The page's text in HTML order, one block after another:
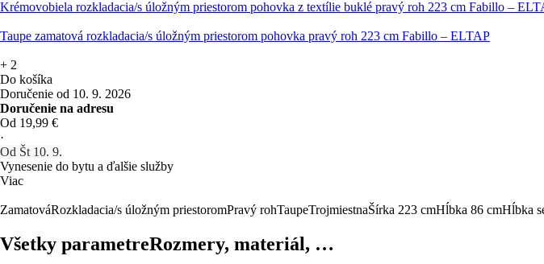
Krémovobiela rozkladacia/s úložným priestorom pohovka z textílie buklé pravý roh 223 cm Fabillo –
Taupe zamatová rozkladacia/s úložným priestorom pohovka pravý roh 223 cm Fabillo – ELTAP
+ 2
Do košíka
Doručenie od 10. 9. 2026
Doručenie na adresu
Od 19,99 €
·
Od Št 10. 9.
Vynesenie do bytu a ďalšie služby
Viac
ZamatováRozkladacia/s úložným priestoromPravý rohTaupeTrojmiestnaŠírka 223 cmHĺbka 86 cmHĺbka
Všetky parametreRozmery, materiál, …